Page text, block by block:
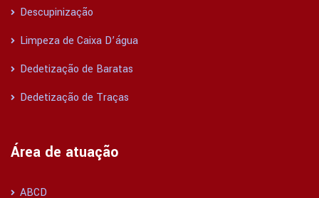
Descupinização
Limpeza de Caixa D’água
Dedetização de Baratas
Dedetização de Traças
Área de atuação
ABCD